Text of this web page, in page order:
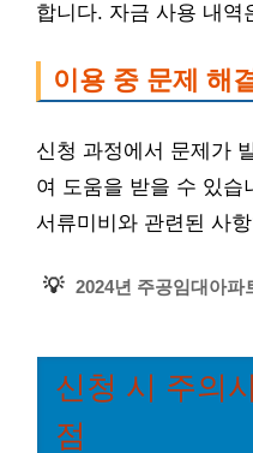
합니다. 자금 사용 내역
이용 중 문제 해
신청 과정에서 문제가
여 도움을 받을 수 있습
서류미비와 관련된 사
💡 2024년 주공임대아파
신청 시 주의
점